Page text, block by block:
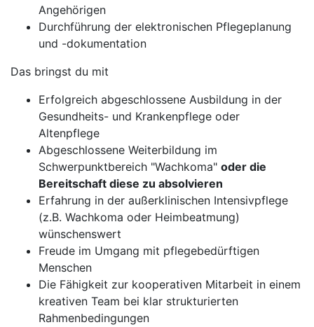
Angehörigen
Durchführung der elektronischen Pflegeplanung
und -dokumentation
Das bringst du mit
Erfolgreich abgeschlossene Ausbildung in der
Gesundheits- und Krankenpflege oder
Altenpflege
Abgeschlossene Weiterbildung im
Schwerpunktbereich "Wachkoma" oder die
Bereitschaft diese zu absolvieren
Erfahrung in der außerklinischen Intensivpflege
(z.B. Wachkoma oder Heimbeatmung)
wünschenswert
Freude im Umgang mit pflegebedürftigen
Menschen
Die Fähigkeit zur kooperativen Mitarbeit in einem
kreativen Team bei klar strukturierten
Rahmenbedingungen